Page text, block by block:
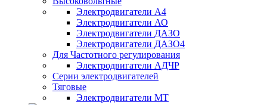
Электродвигатели А4
Электродвигатели АО
Электродвигатели ДАЗО
Электродвигатели ДАЗО4
Для Частотного регулирования
Электродвигатели АДЧР
Серии электродвигателей
Тяговые
Электродвигатели МТ